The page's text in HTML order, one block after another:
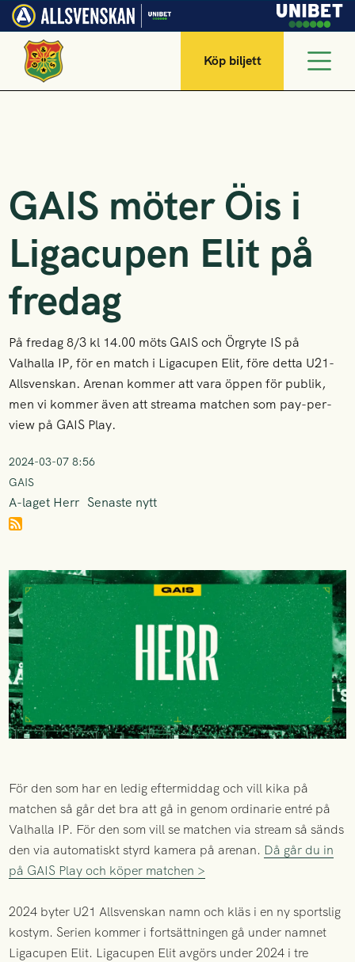
Köp biljett
GAIS möter Öis i
Ligacupen Elit på
fredag
På fredag 8/3 kl 14.00 möts GAIS och Örgryte IS på
Valhalla IP, för en match i Ligacupen Elit, före detta U21-
Allsvenskan. Arenan kommer att vara öppen för publik,
men vi kommer även att streama matchen som pay-per-
view på GAIS Play.
2024-03-07 8:56
GAIS
A-laget Herr Senaste nytt
För den som har en ledig eftermiddag och vill kika på
matchen så går det bra att gå in genom ordinarie entré på
Valhalla IP. För den som vill se matchen via stream så sänds
den via automatiskt styrd kamera på arenan. Då går du in
på GAIS Play och köper matchen >
2024 byter U21 Allsvenskan namn och kläs i en ny sportslig
kostym. Serien kommer i fortsättningen gå under namnet
Ligacupen Elit. Ligacupen Elit avgörs under 2024 i tre